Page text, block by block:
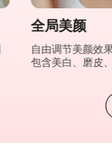
全局美颜
自由调节美颜效
包含美白、磨皮